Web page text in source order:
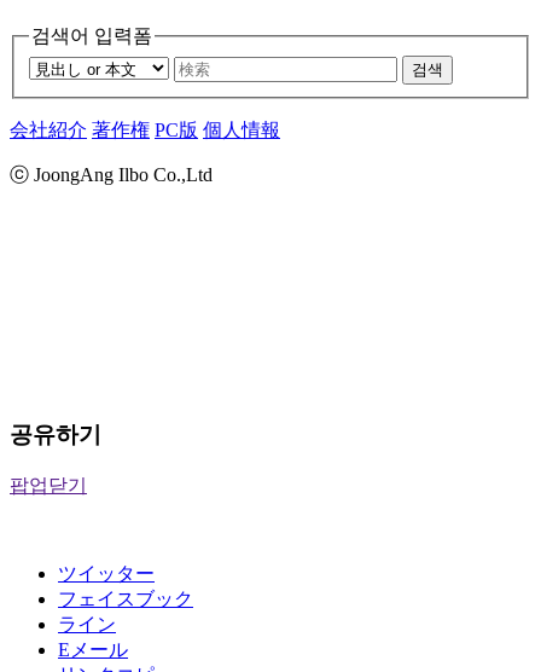
검색어 입력폼
검색
会社紹介 著作権 PC版 個人情報
ⓒ JoongAng Ilbo Co.,Ltd
공유하기
팝업닫기
ツイッター
フェイスブック
ライン
Eメール